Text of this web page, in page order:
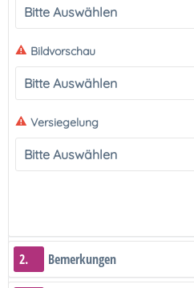
Bildvorschau
Versiegelung
2. Bemerkungen